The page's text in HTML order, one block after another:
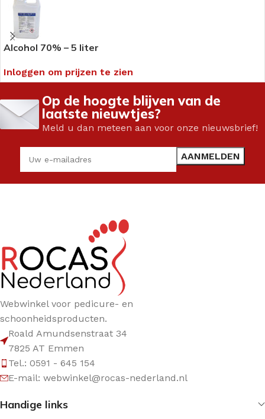
Alcohol 70% – 5 liter
Inloggen om prijzen te zien
Op de hoogte blijven van de
laatste nieuwtjes?
Meld u dan meteen aan voor onze nieuwsbrief!
Webwinkel voor pedicure- en
schoonheidsproducten.
Roald Amundsenstraat 34
7825 AT Emmen
Tel.: 0591 - 645 154
E-mail: webwinkel@rocas-nederland.nl
Handige links